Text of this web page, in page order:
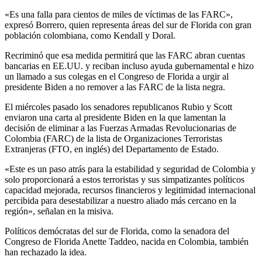
«Es una falla para cientos de miles de víctimas de las FARC»,
expresó Borrero, quien representa áreas del sur de Florida con gran
población colombiana, como Kendall y Doral.
Recriminó que esa medida permitirá que las FARC abran cuentas
bancarias en EE.UU. y reciban incluso ayuda gubernamental e hizo
un llamado a sus colegas en el Congreso de Florida a urgir al
presidente Biden a no remover a las FARC de la lista negra.
El miércoles pasado los senadores republicanos Rubio y Scott
enviaron una carta al presidente Biden en la que lamentan la
decisión de eliminar a las Fuerzas Armadas Revolucionarias de
Colombia (FARC) de la lista de Organizaciones Terroristas
Extranjeras (FTO, en inglés) del Departamento de Estado.
«Este es un paso atrás para la estabilidad y seguridad de Colombia y
solo proporcionará a estos terroristas y sus simpatizantes políticos
capacidad mejorada, recursos financieros y legitimidad internacional
percibida para desestabilizar a nuestro aliado más cercano en la
región», señalan en la misiva.
Políticos demócratas del sur de Florida, como la senadora del
Congreso de Florida Anette Taddeo, nacida en Colombia, también
han rechazado la idea.